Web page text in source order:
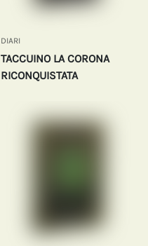
DIARI
TACCUINO LA CORONA
RICONQUISTATA